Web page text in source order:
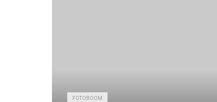
FOTOBOOM